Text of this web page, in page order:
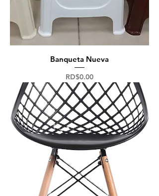
Banqueta Nueva
Precio
RD$0.00